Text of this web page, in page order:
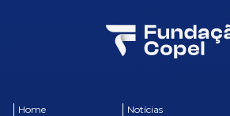
Home Notícias